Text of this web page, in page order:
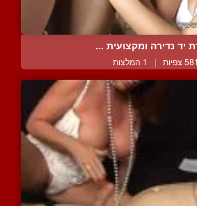
יד נדירה ומקצועית ...
צפיות | 1 המלצות